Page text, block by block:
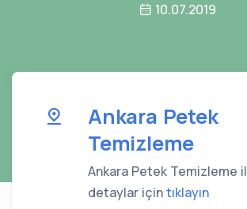
10.07.2019
Ankara Petek
Temizleme
Ankara Petek Temizleme
detaylar içintıklayın